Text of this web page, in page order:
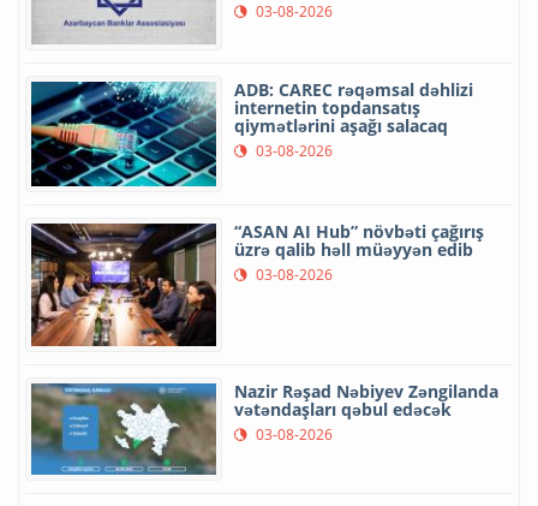
03-08-2026
ADB: CAREC rəqəmsal dəhlizi
internetin topdansatış
qiymətlərini aşağı salacaq
03-08-2026
“ASAN AI Hub” növbəti çağırış
üzrə qalib həll müəyyən edib
03-08-2026
Nazir Rəşad Nəbiyev Zəngilanda
vətəndaşları qəbul edəcək
03-08-2026